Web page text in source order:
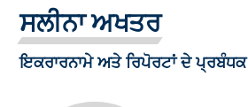
ਸਲੀਨਾ ਅਖਤਰ
ਇਕਰਾਰਨਾਮੇ ਅਤੇ ਰਿਪੋਰਟਾਂ ਦੇ ਪ੍ਰਬੰਧਕ